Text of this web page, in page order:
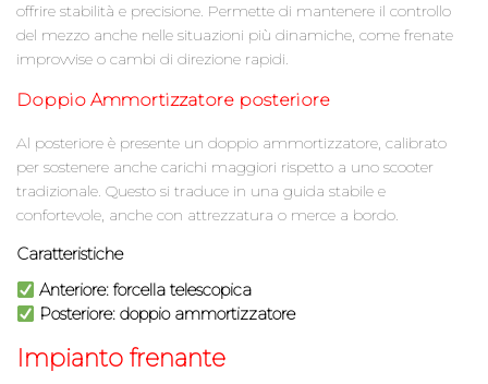
offrire stabilità e precisione. Permette di mantenere il controllo
del mezzo anche nelle situazioni più dinamiche, come frenate
improvvise o cambi di direzione rapidi.
Doppio Ammortizzatore posteriore
Al posteriore è presente un doppio ammortizzatore, calibrato
per sostenere anche carichi maggiori rispetto a uno scooter
tradizionale. Questo si traduce in una guida stabile e
confortevole, anche con attrezzatura o merce a bordo.
Caratteristiche
Anteriore: forcella telescopica
Posteriore: doppio ammortizzatore
Impianto frenante